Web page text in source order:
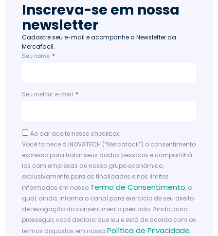
Inscreva-se em nossa
newsletter
Cadastre seu e-mail e acompanhe a Newsletter da
Mercafacil.
Seu nome
Seu melhor e-mail
Ao dar aceite nesse checkbox:
Você fornece à INOVATECH (“Mercafacil”) o consentimento
expresso para tratar seus dados pessoais e compartilhá-
los com empresas de nosso grupo econômico,
exclusivamente para as finalidades e nos limites
informados em nosso Termo de Consentimento, o
qual, ainda, informa o canal para exercício de seu direito
de revogação do consentimento prestado. Ainda, para
prosseguir, você declara que leu e está de acordo com os
termos dispostos em nossa Política de Privacidade.